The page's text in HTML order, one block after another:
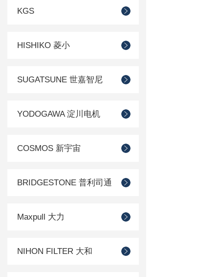
KGS
HISHIKO 菱小
SUGATSUNE 世嘉智尼
YODOGAWA 淀川电机
COSMOS 新宇宙
BRIDGESTONE 普利司通
Maxpull 大力
NIHON FILTER 大和